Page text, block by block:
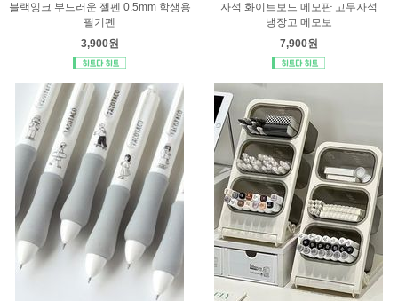
블랙잉크 부드러운 젤펜 0.5mm 학생용
필기펜
3,900원
자석 화이트보드 메모판 고무자석
냉장고 메모보
7,900원